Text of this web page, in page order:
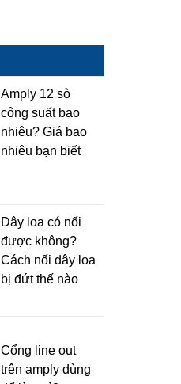
Amply 12 sò
công suất bao
nhiêu? Giá bao
nhiêu bạn biết
Dây loa có nối
được không?
Cách nối dây loa
bị đứt thế nào
Cổng line out
trên amply dùng